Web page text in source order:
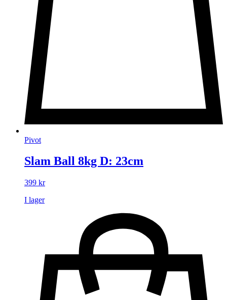
Pivot
Slam Ball 8kg D: 23cm
399 kr
I lager